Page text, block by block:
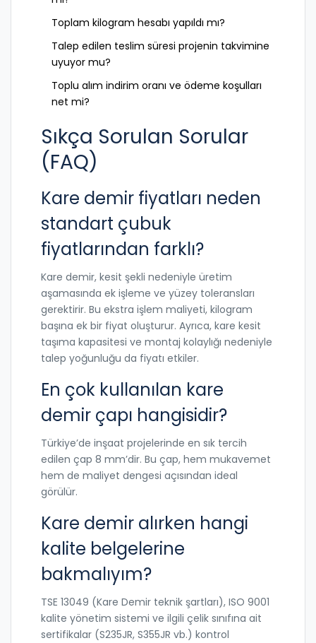
Toplam kilogram hesabı yapıldı mı?
Talep edilen teslim süresi projenin takvimine
uyuyor mu?
Toplu alım indirim oranı ve ödeme koşulları
net mi?
Sıkça Sorulan Sorular
(FAQ)
Kare demir fiyatları neden
standart çubuk
fiyatlarından farklı?
Kare demir, kesit şekli nedeniyle üretim
aşamasında ek işleme ve yüzey toleransları
gerektirir. Bu ekstra işlem maliyeti, kilogram
başına ek bir fiyat oluşturur. Ayrıca, kare kesit
taşıma kapasitesi ve montaj kolaylığı nedeniyle
talep yoğunluğu da fiyatı etkiler.
En çok kullanılan kare
demir çapı hangisidir?
Türkiye’de inşaat projelerinde en sık tercih
edilen çap 8 mm’dir. Bu çap, hem mukavemet
hem de maliyet dengesi açısından ideal
görülür.
Kare demir alırken hangi
kalite belgelerine
bakmalıyım?
TSE 13049 (Kare Demir teknik şartları), ISO 9001
kalite yönetim sistemi ve ilgili çelik sınıfına ait
sertifikalar (S235JR, S355JR vb.) kontrol